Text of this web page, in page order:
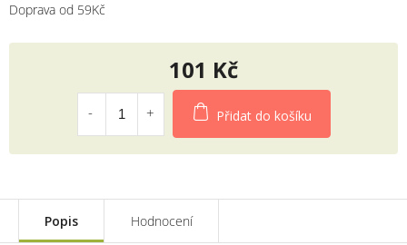
Doprava od 59Kč
101 Kč
Měrná
cena:
Přidat do košíku
Popis Hodnocení